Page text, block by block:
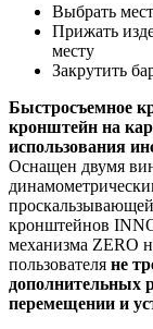
Выбрать
Прижать
месту
Закрутить
Быстросъемное
кронштейн на
использования
Оснащен двумя
кронштейнов
механизма ZERO
пользователя не
дополнительных
перемещении и